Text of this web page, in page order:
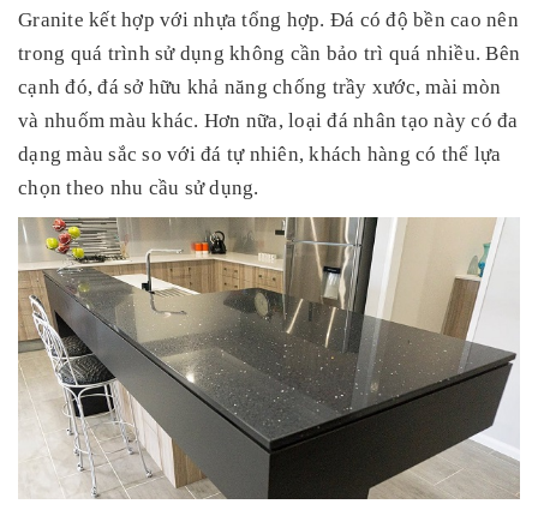
Granite kết hợp với nhựa tổng hợp. Đá có độ bền cao nên
trong quá trình sử dụng không cần bảo trì quá nhiều. Bên
cạnh đó, đá sở hữu khả năng chống trầy xước, mài mòn
và nhuốm màu khác. Hơn nữa, loại đá nhân tạo này có đa
dạng màu sắc so với đá tự nhiên, khách hàng có thể lựa
chọn theo nhu cầu sử dụng.